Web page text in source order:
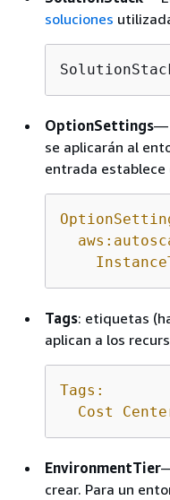
soluciones
OptionSettings—
se aplicarán al
entrada
Tags: etiquetas
aplican a los
Tags:
Cost
EnvironmentTier
crear. Para un